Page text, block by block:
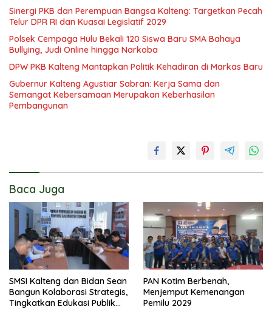
Sinergi PKB dan Perempuan Bangsa Kalteng: Targetkan Pecah
Telur DPR RI dan Kuasai Legislatif 2029
Polsek Cempaga Hulu Bekali 120 Siswa Baru SMA Bahaya
Bullying, Judi Online hingga Narkoba
DPW PKB Kalteng Mantapkan Politik Kehadiran di Markas Baru
Gubernur Kalteng Agustiar Sabran: Kerja Sama dan
Semangat Kebersamaan Merupakan Keberhasilan
Pembangunan
Baca Juga
SMSI Kalteng dan Bidan Sean
Bangun Kolaborasi Strategis,
Tingkatkan Edukasi Publik
PAN Kotim Berbenah,
Menjemput Kemenangan
Pemilu 2029